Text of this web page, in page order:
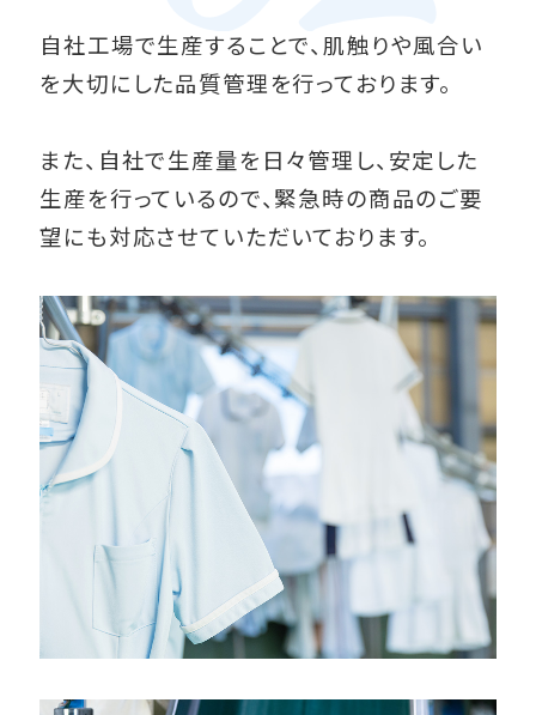
自社工場で生産することで、肌触りや風合い
を大切にした品質管理を行っております。
また、自社で生産量を日々管理し、安定した
生産を行っているので、緊急時の商品のご要
望にも対応させていただいております。